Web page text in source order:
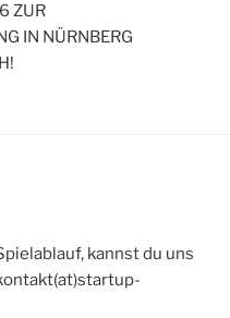
ZUR
IN NÜRNBERG
kannst du uns